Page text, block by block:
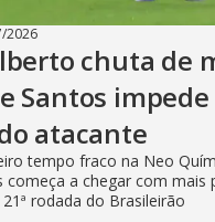
2026
chuta de
Santos
atacante
tempo fraco na Neo
começa a chegar com mais
rodada do Brasileirão